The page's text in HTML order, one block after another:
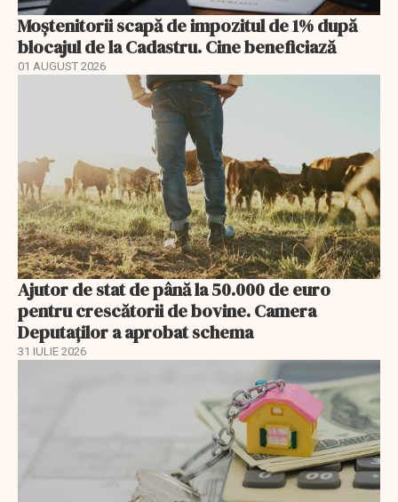
Moștenitorii scapă de impozitul de 1% după
blocajul de la Cadastru. Cine beneficiază
01 AUGUST 2026
Ajutor de stat de până la 50.000 de euro
pentru crescătorii de bovine. Camera
Deputaților a aprobat schema
31 IULIE 2026